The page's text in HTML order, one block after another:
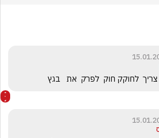
צריך  לחוקק חוק  לפרק  את   בגץ